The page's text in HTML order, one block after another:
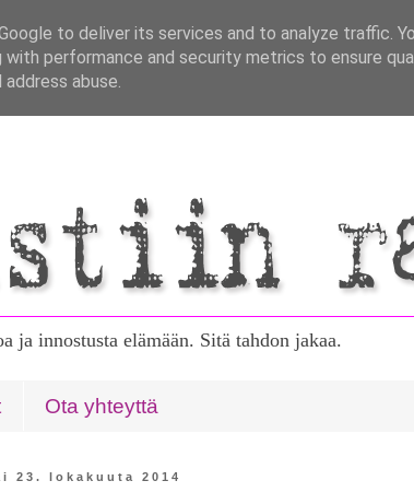
ja innostusta elämään. Sitä tahdon jakaa.
Ota yhteyttä
23. lokakuuta 2014
to deliver its services and to analyze traffic.
with performance and security metrics to ensure
abuse.